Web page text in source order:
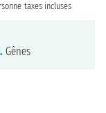
taxes incluses
Gênes